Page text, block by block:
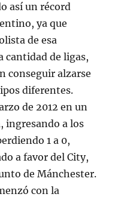
así un récord
ya que
de esa
cantidad de ligas,
conseguir alzarse
diferentes.
de 2012 en un
ingresando a los
1 a 0,
a favor del City,
de Mánchester.
con la